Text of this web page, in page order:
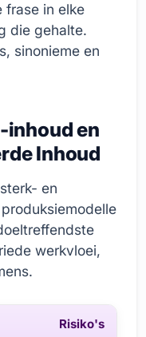
frase in elke
die gehalte.
sinonieme en
inhoud en
Inhoud
en
werkvloei,
Risiko's